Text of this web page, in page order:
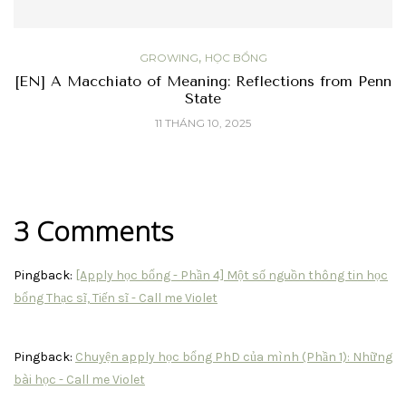
GROWING, HỌC BỔNG
[EN] A Macchiato of Meaning: Reflections from Penn
State
11 THÁNG 10, 2025
3 Comments
Pingback: [Apply học bổng - Phần 4] Một số nguồn thông tin học
bổng Thạc sĩ, Tiến sĩ - Call me Violet
Pingback: Chuyện apply học bổng PhD của mình (Phần 1): Những
bài học - Call me Violet